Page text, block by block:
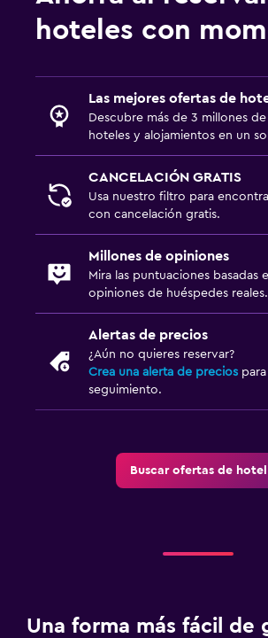
hoteles con
Las mejores ofertas de
Descubre más de 3 millones
hoteles y alojamientos en un
CANCELACIÓN GRATIS
Usa nuestro filtro para
con cancelación gratis.
Millones de opiniones
Mira las puntuaciones basadas
opiniones de huéspedes reales.
Alertas de precios
¿Aún no quieres reservar?
Crea una alerta de precios
seguimiento.
Buscar ofertas de hotel
Una forma más fácil de